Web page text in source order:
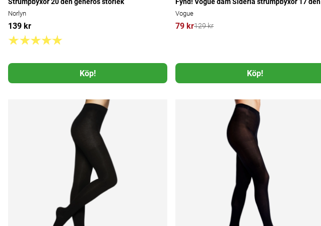
Norlyn
139 kr
Köp!
Vogue
79 kr129 kr
Köp!